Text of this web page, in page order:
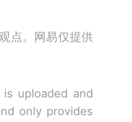
点。网易仅提供
uploaded and
only provides